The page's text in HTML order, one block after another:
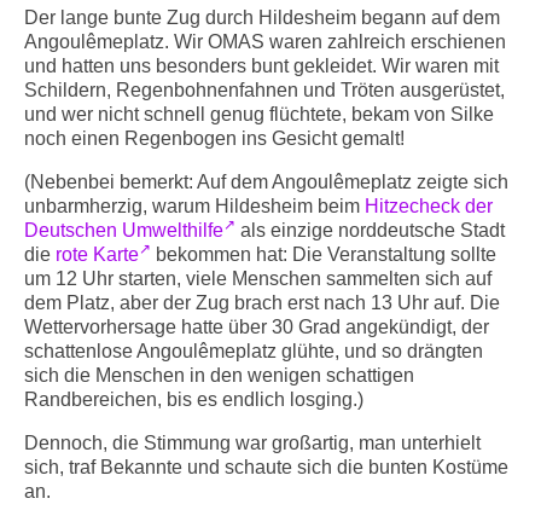
Der lange bunte Zug durch Hildesheim begann auf dem
Angoulêmeplatz. Wir OMAS waren zahlreich erschienen
und hatten uns besonders bunt gekleidet. Wir waren mit
Schildern, Regenbohnenfahnen und Tröten ausgerüstet,
und wer nicht schnell genug flüchtete, bekam von Silke
noch einen Regenbogen ins Gesicht gemalt!
(Nebenbei bemerkt: Auf dem Angoulêmeplatz zeigte sich
unbarmherzig, warum Hildesheim beim Hitzecheck der
Deutschen Umwelthilfe
als einzige norddeutsche Stadt
die rote Karte
bekommen hat: Die Veranstaltung sollte
um 12 Uhr starten, viele Menschen sammelten sich auf
dem Platz, aber der Zug brach erst nach 13 Uhr auf. Die
Wettervorhersage hatte über 30 Grad angekündigt, der
schattenlose Angoulêmeplatz glühte, und so drängten
sich die Menschen in den wenigen schattigen
Randbereichen, bis es endlich losging.)
Dennoch, die Stimmung war großartig, man unterhielt
sich, traf Bekannte und schaute sich die bunten Kostüme
an.